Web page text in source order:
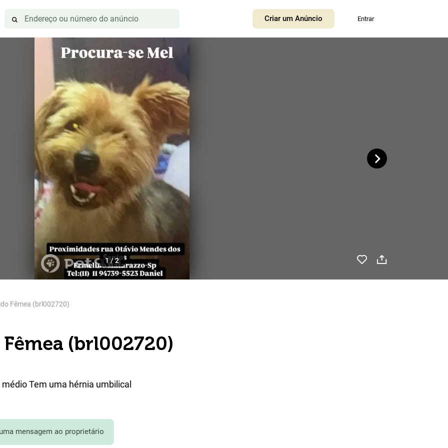
Criar um Anúncio Entrar
1/2
Fêmea (brl002720)
(brl002720)
Tem uma hérnia umbilical
mensagem ao proprietário